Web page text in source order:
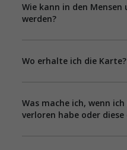
Wie kann in den
werden?
Wo erhalte ich die Karte?
Was mache ich, wenn
verloren habe oder